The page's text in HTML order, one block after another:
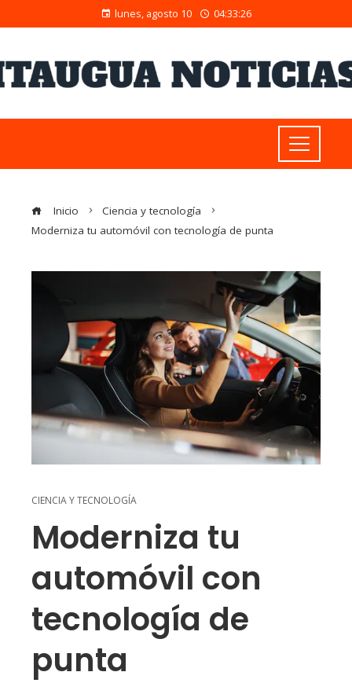
lunes, agosto 10 04:33:27
Inicio
Ciencia y tecnología
Moderniza tu automóvil con tecnología de punta
CIENCIA Y TECNOLOGÍA
Moderniza tu
automóvil con
tecnología de
punta